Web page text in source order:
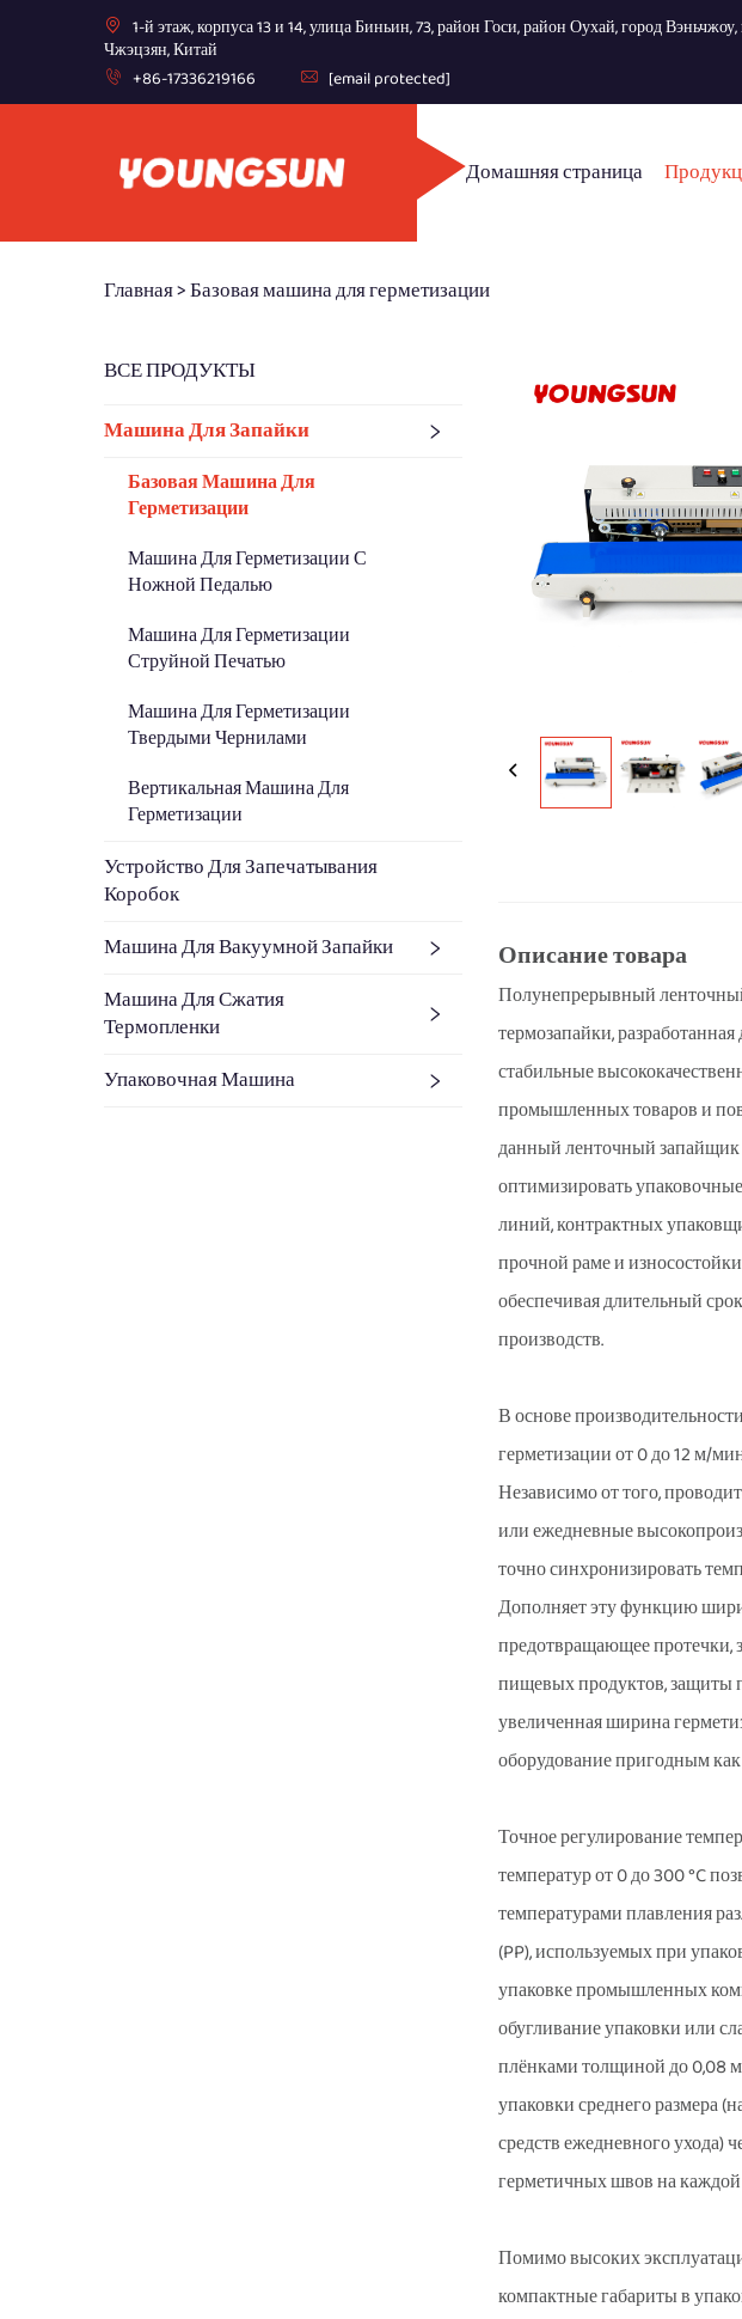
1-й этаж, корпуса 13 и 14, улица Биньин, 73, район Госи, район Оухай, город
Чжэцзян, Китай
+86-17336219166
[email protected]
Домашняя страница
Главная >Базовая машина для герметизации
ВСЕ ПРОДУКТЫ
Машина Для Запайки
Базовая Машина Для
Герметизации
Машина Для Герметизации С
Ножной Педалью
Машина Для Герметизации
Струйной Печатью
Машина Для Герметизации
Твердыми Чернилами
Вертикальная Машина Для
Герметизации
Устройство Для Запечатывания
Коробок
Машина Для Вакуумной Запайки
Машина Для Сжатия
Термопленки
Упаковочная Машина
Описание товара
Полунепрерывный
термозапайки,
стабильные
промышленных товаров и
данный ленточный запайщик
оптимизировать
линий, контрактных
прочной раме и
обеспечивая длительный
производств.
В основе
герметизации от 0 до 12 м/
Независимо от того,
или ежедневные
точно синхронизировать
Дополняет эту функцию
предотвращающее протечки,
пищевых продуктов, защиты
увеличенная ширина
оборудование пригодным
Точное регулирование
температур от 0 до 300 °C
температурами плавления
(PP), используемых при
упаковке промышленных
обугливание упаковки или
плёнками толщиной до 0,08
упаковки среднего размера
средств ежедневного ухода)
герметичных швов на
Помимо высоких
компактные габариты в